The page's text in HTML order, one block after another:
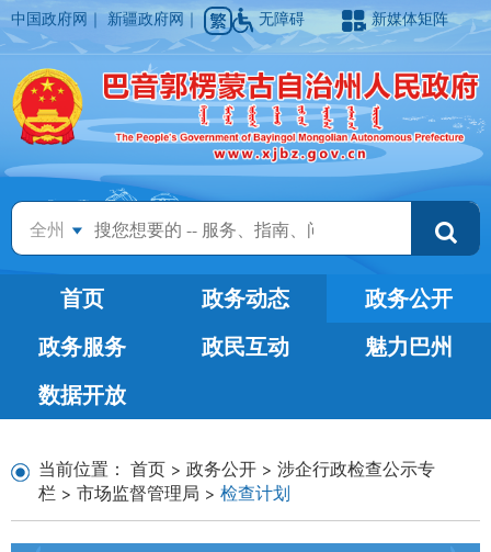
中国政府网 ｜新疆政府网 ｜ 无障碍 新媒体矩阵
全州
首页 政务动态
政务公开
政务服务
政民互动
魅力巴州
数据开放
当前位置： 首页 > 政务公开 > 涉企行政检查公示专
栏 > 市场监督管理局 > 检查计划